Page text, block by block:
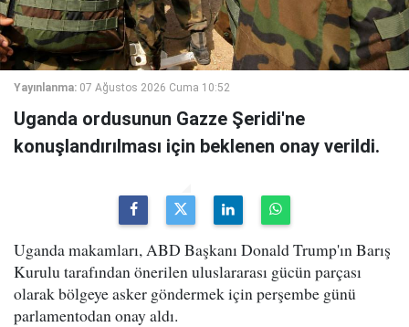
Yayınlanma: 07 Ağustos 2026 Cuma 10:52
Uganda ordusunun Gazze Şeridi'ne
konuşlandırılması için beklenen onay verildi.
Uganda makamları, ABD Başkanı Donald Trump'ın Barış
Kurulu tarafından önerilen uluslararası gücün parçası
olarak bölgeye asker göndermek için perşembe günü
parlamentodan onay aldı.